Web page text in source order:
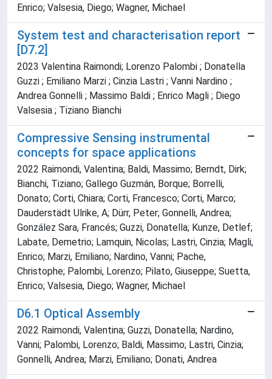
Enrico; Valsesia, Diego; Wagner, Michael
System test and characterisation report
[D7.2]
2023 Valentina Raimondi; Lorenzo Palombi ; Donatella
Guzzi ; Emiliano Marzi ; Cinzia Lastri ; Vanni Nardino ;
Andrea Gonnelli ; Massimo Baldi ; Enrico Magli ; Diego
Valsesia ; Tiziano Bianchi
Compressive Sensing instrumental
concepts for space applications
2022 Raimondi, Valentina; Baldi, Massimo; Berndt, Dirk;
Bianchi, Tiziano; Gallego Guzmán, Borque; Borrelli,
Donato; Corti, Chiara; Corti, Francesco; Corti, Marco;
Dauderstädt Ulrike, A; Dürr, Peter; Gonnelli, Andrea;
González Sara, Francés; Guzzi, Donatella; Kunze, Detlef;
Labate, Demetrio; Lamquin, Nicolas; Lastri, Cinzia; Magli,
Enrico; Marzi, Emiliano; Nardino, Vanni; Pache,
Christophe; Palombi, Lorenzo; Pilato, Giuseppe; Suetta,
Enrico; Valsesia, Diego; Wagner, Michael
D6.1 Optical Assembly
2022 Raimondi, Valentina; Guzzi, Donatella; Nardino,
Vanni; Palombi, Lorenzo; Baldi, Massimo; Lastri, Cinzia;
Gonnelli, Andrea; Marzi, Emiliano; Donati, Andrea